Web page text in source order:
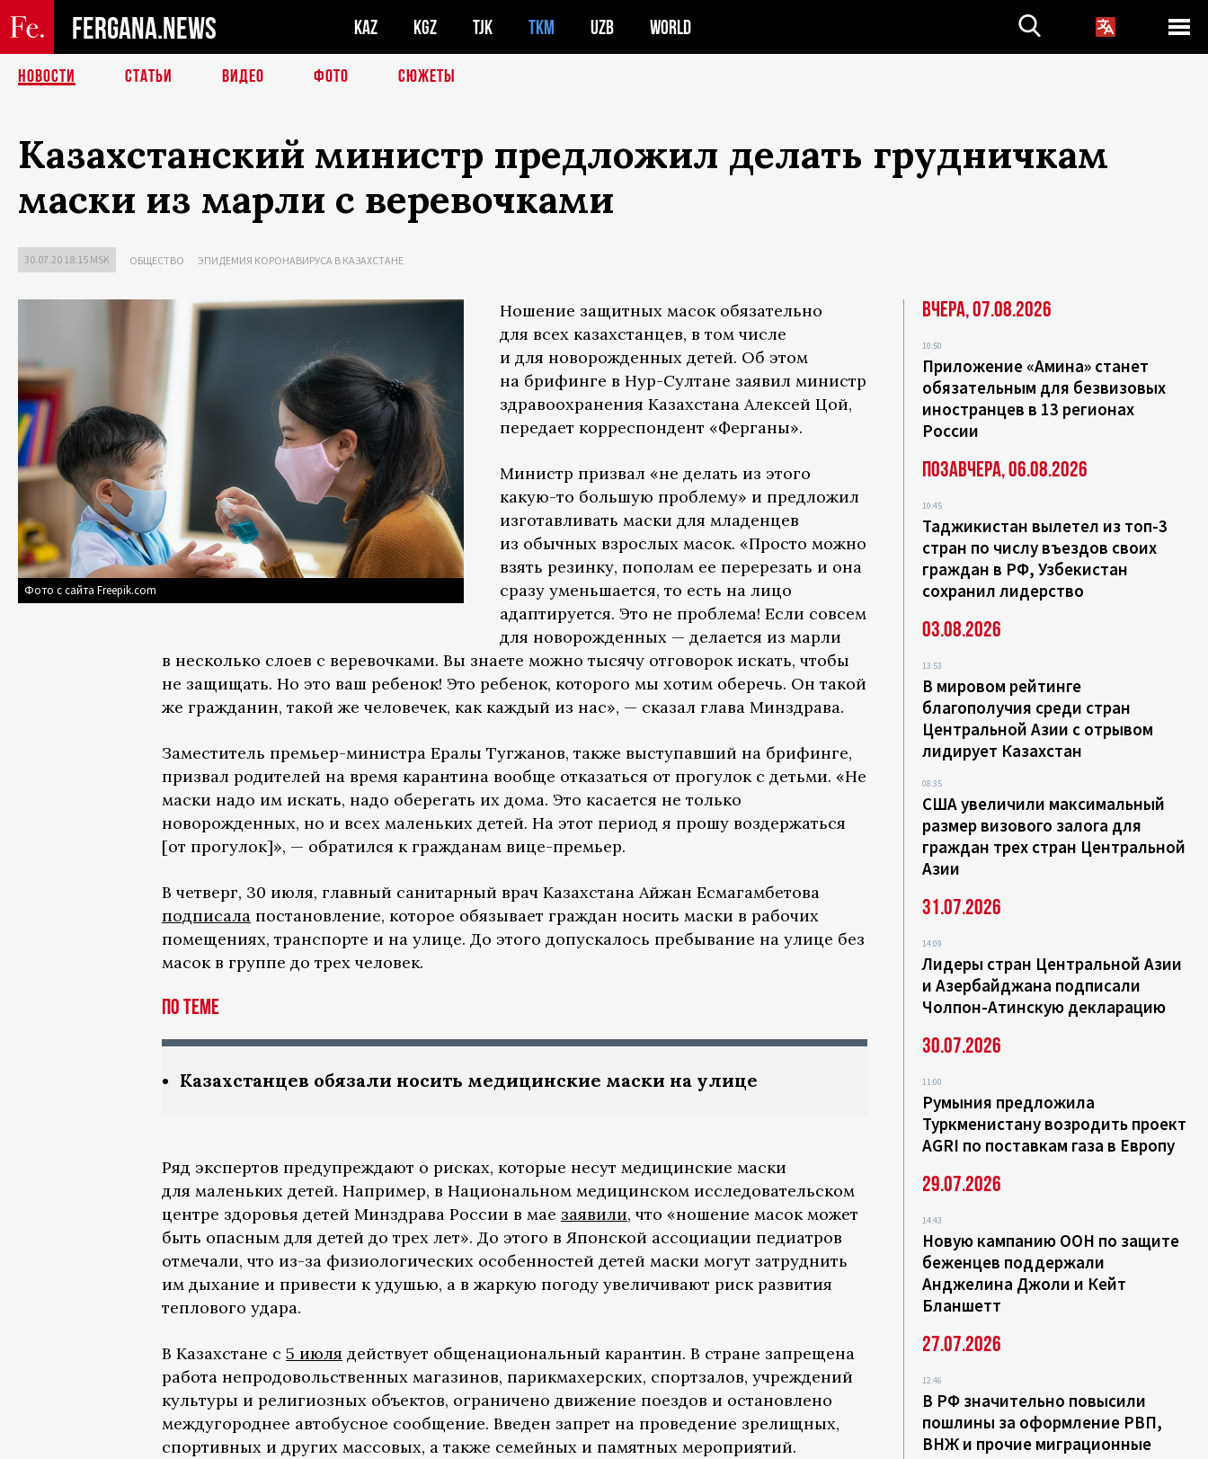
FERGANA.NEWS KAZ KGZ TJK TKM UZB WORLD
НОВОСТИ СТАТЬИ ВИДЕО ФОТО СЮЖЕТЫ
Казахстанский министр предложил делать грудничкам
маски из марли с веревочками
30.07.20 18:15 MSK ОБЩЕСТВО ЭПИДЕМИЯ КОРОНАВИРУСА В КАЗАХСТАНЕ
Фото с сайта Freepik.com
Ношение защитных масок обязательно
для всех казахстанцев, в том числе
и для новорожденных детей. Об этом
на брифинге в Нур-Султане заявил министр
здравоохранения Казахстана Алексей Цой,
передает корреспондент «Ферганы».
Министр призвал «не делать из этого
какую-то большую проблему» и предложил
изготавливать маски для младенцев
из обычных взрослых масок. «Просто можно
взять резинку, пополам ее перерезать и она
сразу уменьшается, то есть на лицо
адаптируется. Это не проблема! Если совсем
для новорожденных — делается из марли
в несколько слоев с веревочками. Вы знаете можно тысячу отговорок искать, чтобы
не защищать. Но это ваш ребенок! Это ребенок, которого мы хотим оберечь. Он такой
же гражданин, такой же человечек, как каждый из нас», — сказал глава Минздрава.
Заместитель премьер-министра Ералы Тугжанов, также выступавший на брифинге,
призвал родителей на время карантина вообще отказаться от прогулок с детьми. «Не
маски надо им искать, надо оберегать их дома. Это касается не только
новорожденных, но и всех маленьких детей. На этот период я прошу воздержаться
[от прогулок]», — обратился к гражданам вице-премьер.
В четверг, 30 июля, главный санитарный врач Казахстана Айжан Есмагамбетова
подписала постановление, которое обязывает граждан носить маски в рабочих
помещениях, транспорте и на улице. До этого допускалось пребывание на улице без
масок в группе до трех человек.
по теме
Казахстанцев обязали носить медицинские маски на улице
Ряд экспертов предупреждают о рисках, которые несут медицинские маски
для маленьких детей. Например, в Национальном медицинском исследовательском
центре здоровья детей Минздрава России в мае заявили, что «ношение масок может
быть опасным для детей до трех лет». До этого в Японской ассоциации педиатров
отмечали, что из-за физиологических особенностей детей маски могут затруднить
им дыхание и привести к удушью, а в жаркую погоду увеличивают риск развития
теплового удара.
В Казахстане с 5 июля действует общенациональный карантин. В стране запрещена
работа непродовольственных магазинов, парикмахерских, спортзалов, учреждений
культуры и религиозных объектов, ограничено движение поездов и остановлено
междугороднее автобусное сообщение. Введен запрет на проведение зрелищных,
спортивных и других массовых, а также семейных и памятных мероприятий.
Вчера, 07.08.2026
10:50
Приложение «Амина» станет
обязательным для безвизовых
иностранцев в 13 регионах
России
Позавчера, 06.08.2026
10:45
Таджикистан вылетел из топ-3
стран по числу въездов своих
граждан в РФ, Узбекистан
сохранил лидерство
03.08.2026
13:53
В мировом рейтинге
благополучия среди стран
Центральной Азии с отрывом
лидирует Казахстан
08:35
США увеличили максимальный
размер визового залога для
граждан трех стран Центральной
Азии
31.07.2026
14:09
Лидеры стран Центральной Азии
и Азербайджана подписали
Чолпон-Атинскую декларацию
30.07.2026
11:00
Румыния предложила
Туркменистану возродить проект
AGRI по поставкам газа в Европу
29.07.2026
14:43
Новую кампанию ООН по защите
беженцев поддержали
Анджелина Джоли и Кейт
Бланшетт
27.07.2026
12:46
В РФ значительно повысили
пошлины за оформление РВП,
ВНЖ и прочие миграционные